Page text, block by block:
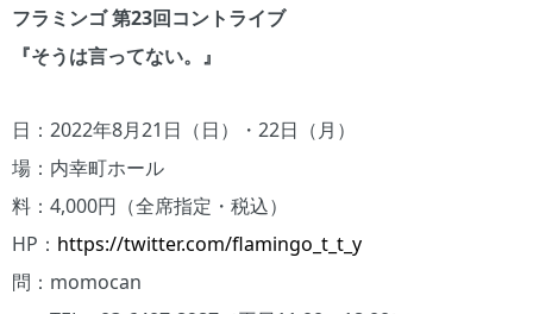
フラミンゴ 第23回コントライブ
『そうは言ってない。』
日：2022年8月21日（日）・22日（月）
場：内幸町ホール
料：4,000円（全席指定・税込）
HP： https://twitter.com/flamingo_t_t_y
問：momocan